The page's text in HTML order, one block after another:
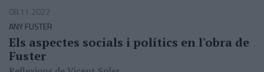
08.11.2022
ANY FUSTER
Els aspectes socials i polítics en l'obra de
Fuster